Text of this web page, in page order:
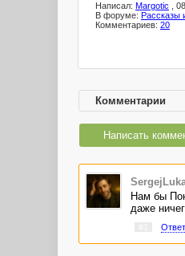
Написал: Margotic ,
В форуме: Рассказы
Комментариев: 20
Комментарии
Написать
Нам бы
даже